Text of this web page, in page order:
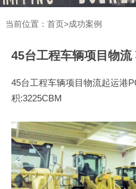
当前位置： 首页>成功案例
45台工程车辆项目物流
45台工程车辆项目物流起运港
积:3225CBM